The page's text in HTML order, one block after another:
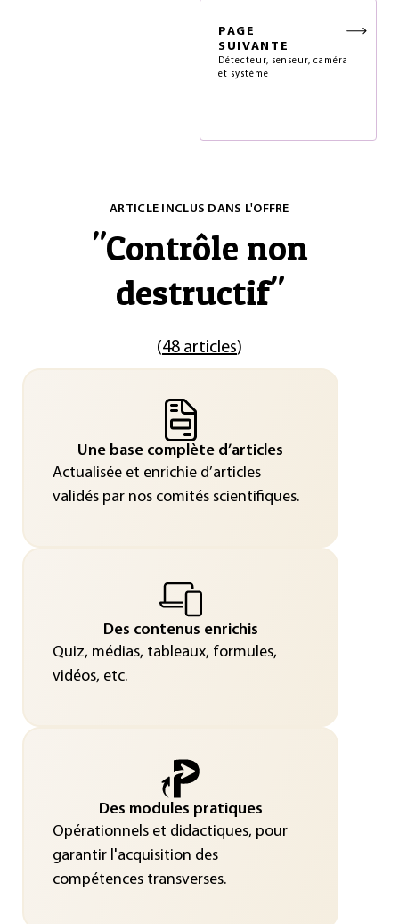
PAGE
SUIVANTE
Détecteur, senseur, caméra
et système
ARTICLE INCLUS DANS L'OFFRE
"Contrôle non
destructif"
(48 articles)
Une base complète d’articles
Actualisée et enrichie d’articles
validés par nos comités scientifiques.
Des contenus enrichis
Quiz, médias, tableaux, formules,
vidéos, etc.
Des modules pratiques
Opérationnels et didactiques, pour
garantir l'acquisition des
compétences transverses.